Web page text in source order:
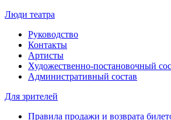
Люди театра
Руководство
Контакты
Артисты
Художественно-постановочный
Административный состав
Для зрителей
Правила продажи и возврата